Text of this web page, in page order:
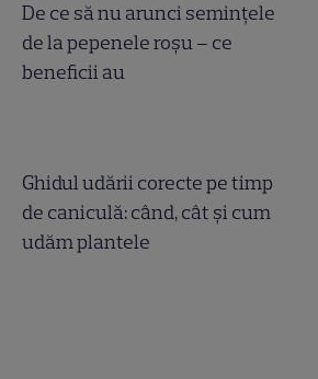
De ce să nu arunci semințele
de la pepenele roșu – ce
beneficii au
Ghidul udării corecte pe timp
de caniculă: când, cât şi cum
udăm plantele